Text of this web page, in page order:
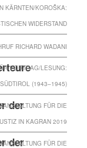
KÄRNTEN/KOROŠKA:
WIDERSTAND
RICHARD WADANI
VORTRAG/LESUNG:
(1943–1945)
der
FÜR DIE
IN KAGRAN 2019
der
FÜR DIE